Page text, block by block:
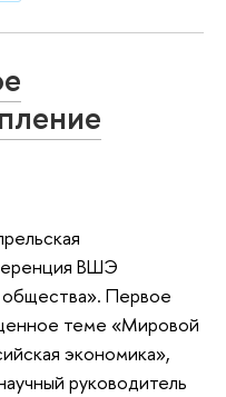
ВШЭ
Первое
теме «Мировой
экономика»,
руководитель